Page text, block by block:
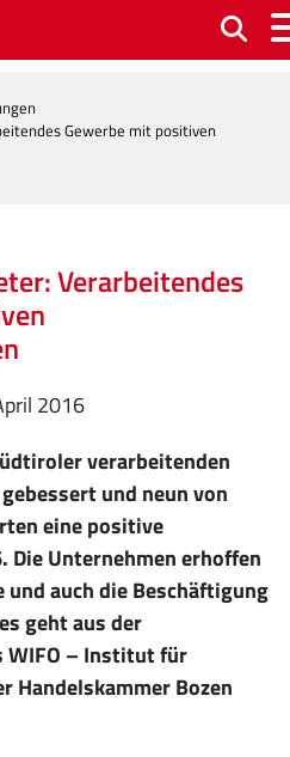
Gewerbe mit positiven
Verarbeitendes
2016
verarbeitenden
und neun von
eine positive
Die Unternehmen erhoffen
und auch die Beschäftigung
geht aus der
WIFO – Institut für
Bozen